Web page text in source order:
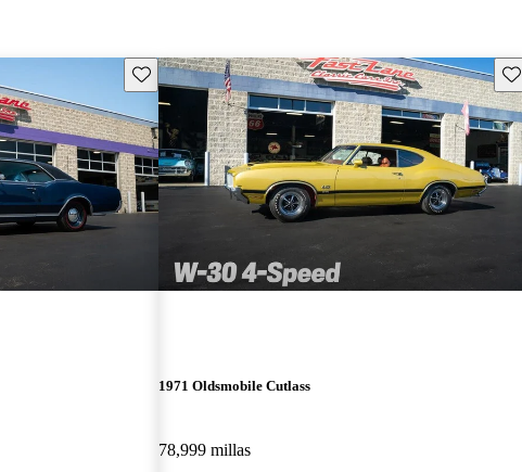
Guarda este Aviso
1971 Oldsmobile Cutlass
78,999 millas